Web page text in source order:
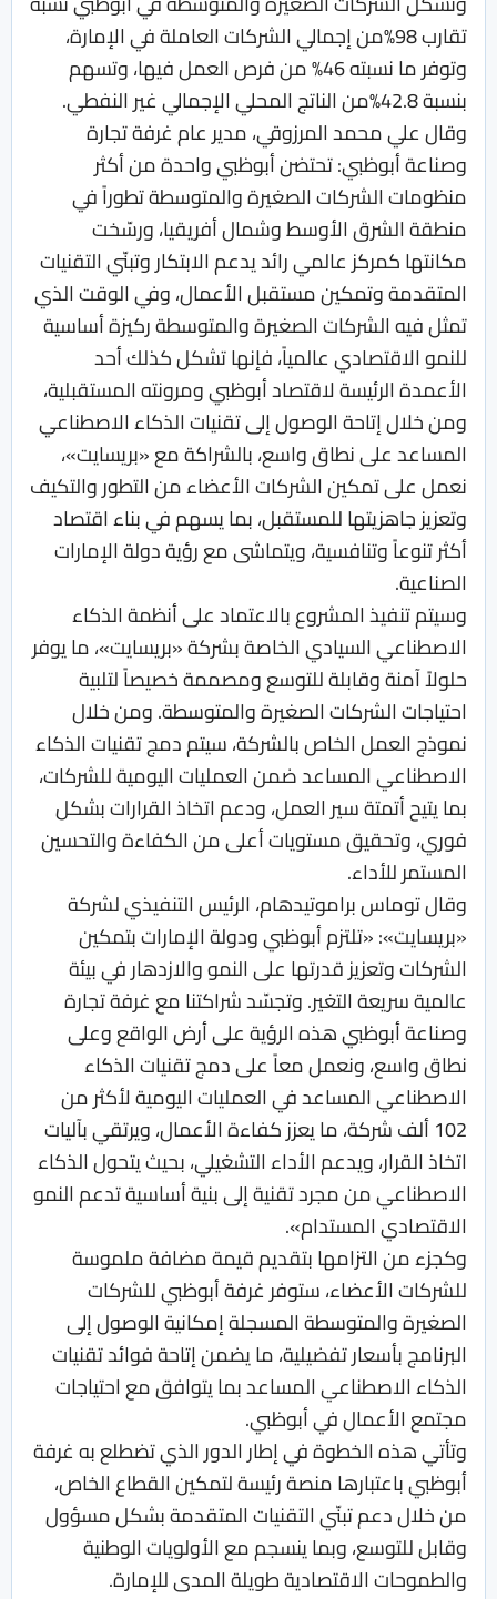
تقارب 98%من إجمالي الشركات العاملة في الإمارة،
وتوفر ما نسبته 46% من فرص العمل فيها، وتسهم
بنسبة 42.8%من الناتج المحلي الإجمالي غير النفطي.
وقال علي محمد المرزوقي، مدير عام غرفة تجارة
وصناعة أبوظبي: تحتضن أبوظبي واحدة من أكثر
منظومات الشركات الصغيرة والمتوسطة تطوراً في
منطقة الشرق الأوسط وشمال أفريقيا، ورسّخت
مكانتها كمركز عالمي رائد يدعم الابتكار وتبنّي التقنيات
المتقدمة وتمكين مستقبل الأعمال، وفي الوقت الذي
تمثل فيه الشركات الصغيرة والمتوسطة ركيزة أساسية
للنمو الاقتصادي عالمياً، فإنها تشكل كذلك أحد
الأعمدة الرئيسة لاقتصاد أبوظبي ومرونته المستقبلية،
ومن خلال إتاحة الوصول إلى تقنيات الذكاء الاصطناعي
المساعد على نطاق واسع، بالشراكة مع «بريسايت»،
نعمل على تمكين الشركات الأعضاء من التطور والتكيف
وتعزيز جاهزيتها للمستقبل، بما يسهم في بناء اقتصاد
أكثر تنوعاً وتنافسية، ويتماشى مع رؤية دولة الإمارات
الصناعية.
وسيتم تنفيذ المشروع بالاعتماد على أنظمة الذكاء
الاصطناعي السيادي الخاصة بشركة «بريسايت»، ما يوفر
حلولاً آمنة وقابلة للتوسع ومصممة خصيصاً لتلبية
احتياجات الشركات الصغيرة والمتوسطة. ومن خلال
نموذج العمل الخاص بالشركة، سيتم دمج تقنيات الذكاء
الاصطناعي المساعد ضمن العمليات اليومية للشركات،
بما يتيح أتمتة سير العمل، ودعم اتخاذ القرارات بشكل
فوري، وتحقيق مستويات أعلى من الكفاءة والتحسين
المستمر للأداء.
وقال توماس براموتيدهام، الرئيس التنفيذي لشركة
«بريسايت»: «تلتزم أبوظبي ودولة الإمارات بتمكين
الشركات وتعزيز قدرتها على النمو والازدهار في بيئة
عالمية سريعة التغير. وتجسّد شراكتنا مع غرفة تجارة
وصناعة أبوظبي هذه الرؤية على أرض الواقع وعلى
نطاق واسع، ونعمل معاً على دمج تقنيات الذكاء
الاصطناعي المساعد في العمليات اليومية لأكثر من
102 ألف شركة، ما يعزز كفاءة الأعمال، ويرتقي بآليات
اتخاذ القرار، ويدعم الأداء التشغيلي، بحيث يتحول الذكاء
الاصطناعي من مجرد تقنية إلى بنية أساسية تدعم النمو
الاقتصادي المستدام».
وكجزء من التزامها بتقديم قيمة مضافة ملموسة
للشركات الأعضاء، ستوفر غرفة أبوظبي للشركات
الصغيرة والمتوسطة المسجلة إمكانية الوصول إلى
البرنامج بأسعار تفضيلية، ما يضمن إتاحة فوائد تقنيات
الذكاء الاصطناعي المساعد بما يتوافق مع احتياجات
مجتمع الأعمال في أبوظبي.
وتأتي هذه الخطوة في إطار الدور الذي تضطلع به غرفة
أبوظبي باعتبارها منصة رئيسة لتمكين القطاع الخاص،
من خلال دعم تبنّي التقنيات المتقدمة بشكل مسؤول
وقابل للتوسع، وبما ينسجم مع الأولويات الوطنية
والطموحات الاقتصادية طويلة المدى للإمارة.